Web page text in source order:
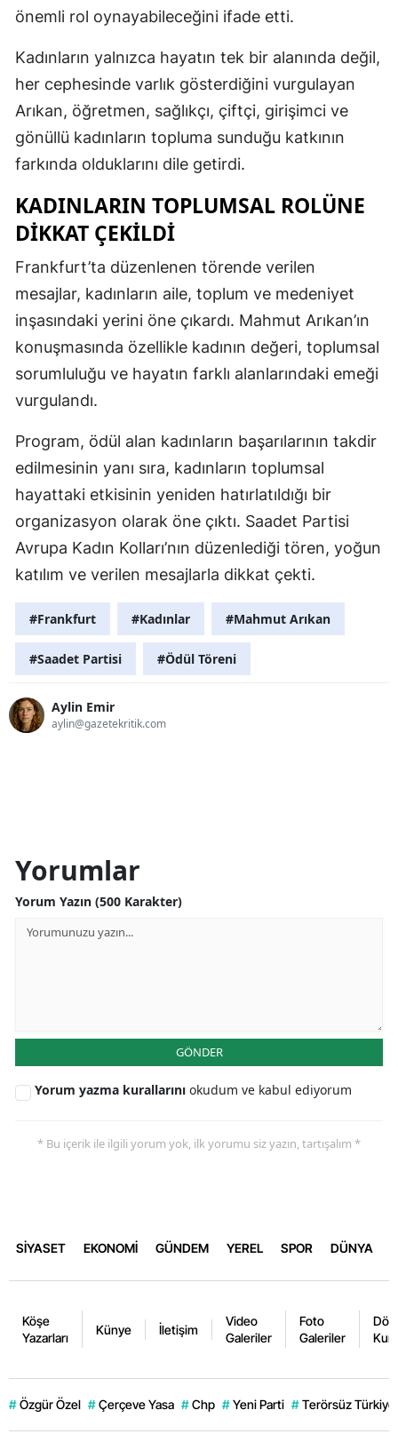
önemli rol oynayabileceğini ifade etti.
Kadınların yalnızca hayatın tek bir alanında değil,
her cephesinde varlık gösterdiğini vurgulayan
Arıkan, öğretmen, sağlıkçı, çiftçi, girişimci ve
gönüllü kadınların topluma sunduğu katkının
farkında olduklarını dile getirdi.
KADINLARIN TOPLUMSAL ROLÜNE
DIKKAT ÇEKILDI
Frankfurt’ta düzenlenen törende verilen
mesajlar, kadınların aile, toplum ve medeniyet
inşasındaki yerini öne çıkardı. Mahmut Arıkan’ın
konuşmasında özellikle kadının değeri, toplumsal
sorumluluğu ve hayatın farklı alanlarındaki emeği
vurgulandı.
Program, ödül alan kadınların başarılarının takdir
edilmesinin yanı sıra, kadınların toplumsal
hayattaki etkisinin yeniden hatırlatıldığı bir
organizasyon olarak öne çıktı. Saadet Partisi
Avrupa Kadın Kolları’nın düzenlediği tören, yoğun
katılım ve verilen mesajlarla dikkat çekti.
#Frankfurt #Kadınlar #Mahmut Arıkan
#Saadet Partisi #Ödül Töreni
Aylin Emir
aylin@gazetekritik.com
Yorumlar
Yorum Yazın (500 Karakter)
GÖNDER
Yorum yazma kurallarını okudum ve kabul ediyorum
* Bu içerik ile ilgili yorum yok, ilk yorumu siz yazın, tartışalım *
SİYASET EKONOMİ GÜNDEM YEREL SPOR DÜNYA
Köşe
Yazarları
Künye İletişim
Video
Galeriler
Foto
Galeriler
# Özgür Özel # Çerçeve Yasa # Chp # Yeni Parti # Terörsüz Türkiye